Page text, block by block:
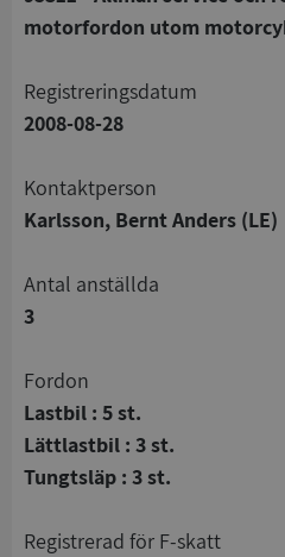
motorfordon utom
registreringsdatum
2008-08-28
Kontaktperson
Karlsson, Bernt Anders (LE)
Antal anställda
3
Fordon
Lastbil : 5 st.
Lättlastbil : 3 st.
Tungtsläp : 3 st.
registrerad för F-skatt